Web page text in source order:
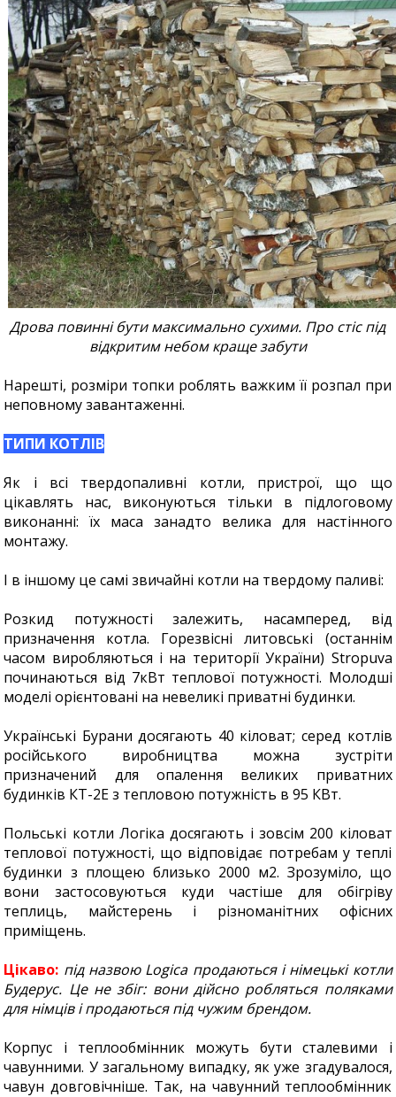
Дрова повинні бути максимально сухими. Про стіс під
відкритим небом краще забути
Нарешті, розміри топки роблять важким її розпал при
неповному завантаженні.
ТИПИ КОТЛІВ
Як і всі твердопаливні котли, пристрої, що що
цікавлять нас, виконуються тільки в підлоговому
виконанні: їх маса занадто велика для настінного
монтажу.
І в іншому це самі звичайні котли на твердому паливі:
Розкид потужності залежить, насамперед, від
призначення котла. Горезвісні литовські (останнім
часом виробляються і на території України) Stropuva
починаються від 7кВт теплової потужності. Молодші
моделі орієнтовані на невеликі приватні будинки.
Українські Бурани досягають 40 кіловат; серед котлів
російського виробництва можна зустріти
призначений для опалення великих приватних
будинків КТ-2Е з тепловою потужність в 95 КВт.
Польські котли Логіка досягають і зовсім 200 кіловат
теплової потужності, що відповідає потребам у теплі
будинки з площею близько 2000 м2. Зрозуміло, що
вони застосовуються куди частіше для обігріву
теплиць, майстерень і різноманітних офісних
приміщень.
Цікаво: під назвою Logica продаються і німецькі котли
Будерус. Це не збіг: вони дійсно робляться поляками
для німців і продаються під чужим брендом.
Корпус і теплообмінник можуть бути сталевими і
чавунними. У загальному випадку, як уже згадувалося,
чавун довговічніше. Так, на чавунний теплообмінник